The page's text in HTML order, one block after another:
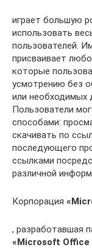
играет большую
использовать
пользователей.
присваивает
которые
усмотрению без
или необходимых
Пользователи
способами:
скачивать по
последующего
ссылками
различной
Корпорация
, разработавшая
«Microsoft Office